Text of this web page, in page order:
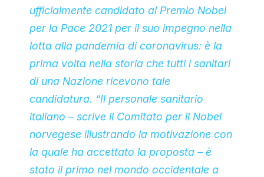
ufficialmente candidato al Premio Nobel
per la Pace 2021 per il suo impegno nella
lotta alla pandemia di coronavirus: è la
prima volta nella storia che tutti i sanitari
di una Nazione ricevono tale
candidatura. “Il personale sanitario
italiano – scrive il Comitato per il Nobel
norvegese illustrando la motivazione con
la quale ha accettato la proposta – è
stato il primo nel mondo occidentale a